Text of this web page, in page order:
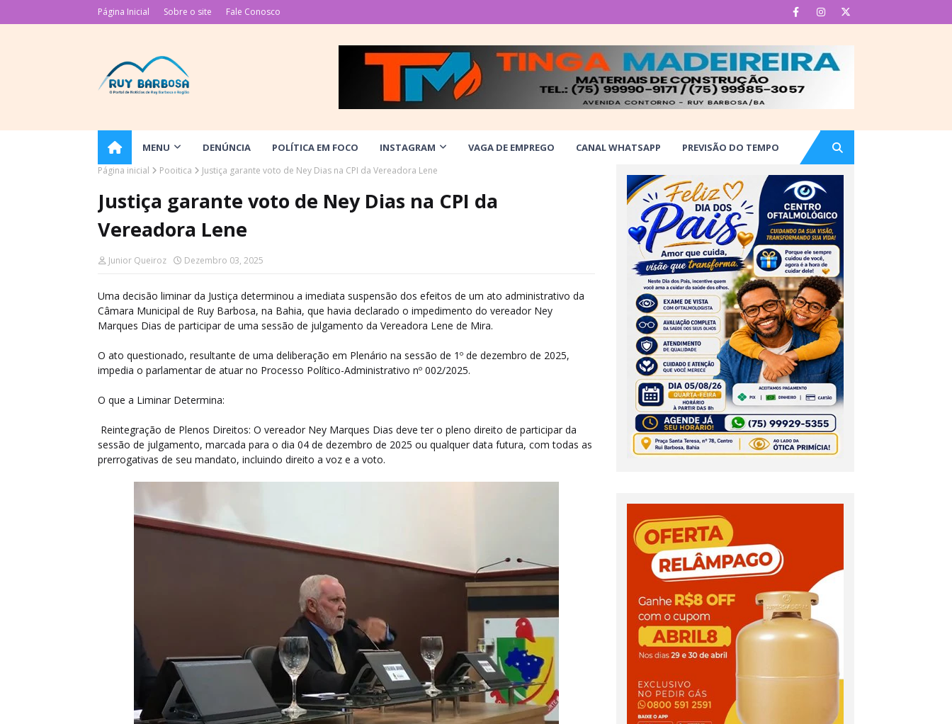
Página Inicial Sobre o site Fale Conosco
MENU DENÚNCIA POLÍTICA EM FOCO INSTAGRAM VAGA DE EMPREGO CANAL WHATSAPP PREVISÃO DO TEMPO
Página inicial Pooitica Justiça garante voto de Ney Dias na CPI da Vereadora Lene
Justiça garante voto de Ney Dias na CPI da
Vereadora Lene
Junior Queiroz Dezembro 03, 2025
Uma decisão liminar da Justiça determinou a imediata suspensão dos efeitos de um ato administrativo da
Câmara Municipal de Ruy Barbosa, na Bahia, que havia declarado o impedimento do vereador Ney
Marques Dias de participar de uma sessão de julgamento da Vereadora Lene de Mira.
O ato questionado, resultante de uma deliberação em Plenário na sessão de 1º de dezembro de 2025,
impedia o parlamentar de atuar no Processo Político-Administrativo nº 002/2025.
O que a Liminar Determina:
Reintegração de Plenos Direitos: O vereador Ney Marques Dias deve ter o pleno direito de participar da
sessão de julgamento, marcada para o dia 04 de dezembro de 2025 ou qualquer data futura, com todas as
prerrogativas de seu mandato, incluindo direito a voz e a voto.